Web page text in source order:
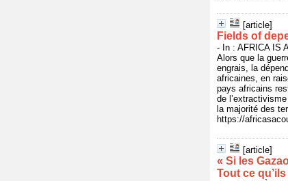
[article]
Fields of
- In : AFRICA IS
Alors que la
engrais, la
africaines, en
pays africains
de
la majorité des
https://
[article]
« Si les
Tout ce